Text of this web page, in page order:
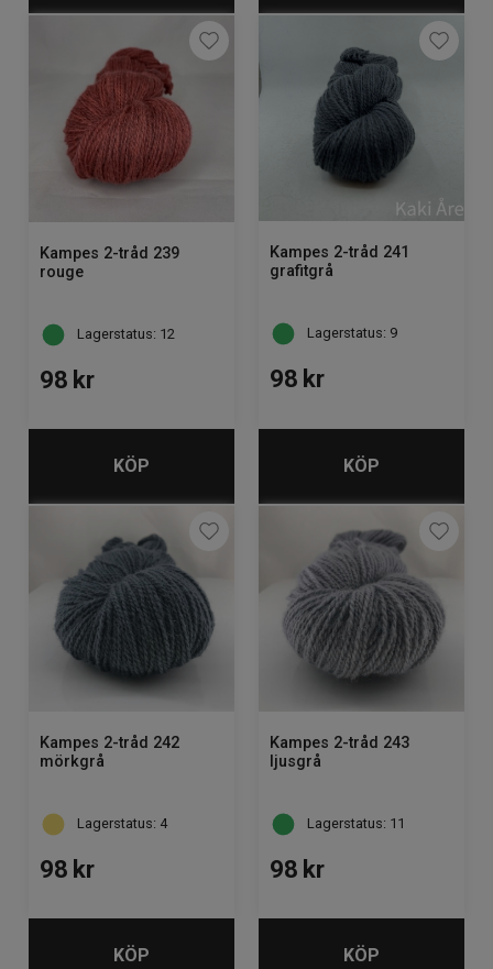
Kampes 2-tråd 239
rouge
Lagerstatus: 12
98 kr
KÖP
Kampes 2-tråd 241
grafitgrå
Lagerstatus: 9
98 kr
KÖP
Kampes 2-tråd 242
mörkgrå
Lagerstatus: 4
98 kr
KÖP
Kampes 2-tråd 243
ljusgrå
Lagerstatus: 11
98 kr
KÖP